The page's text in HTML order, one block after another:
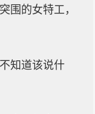
围的女特工，
知道该说什